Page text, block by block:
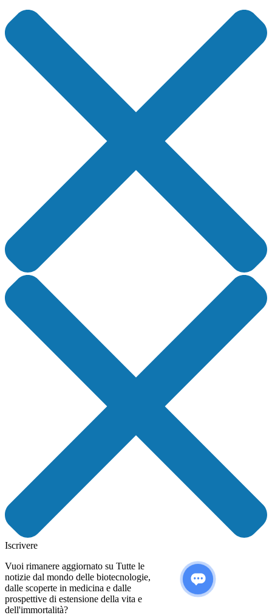
Iscrivere
Vuoi rimanere aggiornato su Tutte le
notizie dal mondo delle biotecnologie,
dalle scoperte in medicina e dalle
prospettive di estensione della vita e
dell'immortalità?